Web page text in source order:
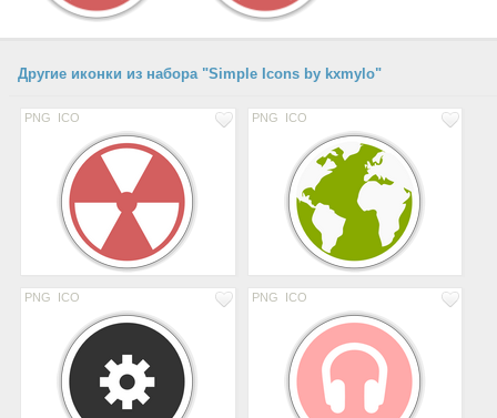
Другие иконки из набора "Simple Icons by kxmylo"
PNG ICO PNG ICO
PNG ICO PNG ICO